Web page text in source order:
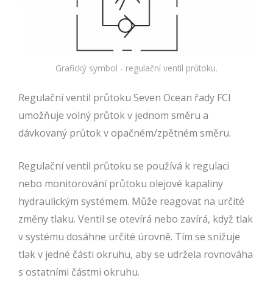
Grafický symbol - regulační ventil průtoku.
Regulační ventil průtoku Seven Ocean řady FCI
umožňuje volný průtok v jednom směru a
dávkovaný průtok v opačném/zpětném směru.
Regulační ventil průtoku se používá k regulaci
nebo monitorování průtoku olejové kapaliny
hydraulickým systémem. Může reagovat na určité
změny tlaku. Ventil se otevírá nebo zavírá, když tlak
v systému dosáhne určité úrovně. Tím se snižuje
tlak v jedné části okruhu, aby se udržela rovnováha
s ostatními částmi okruhu.